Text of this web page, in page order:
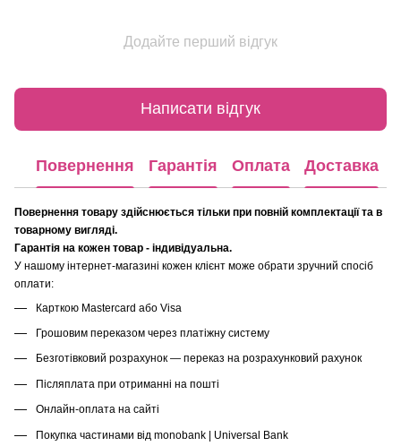
Додайте перший відгук
Написати відгук
Повернення Гарантія Оплата Доставка
Повернення товару здійснюється тільки при повній комплектації та в
товарному вигляді.
Гарантія на кожен товар - індивідуальна.
У нашому інтернет-магазині кожен клієнт може обрати зручний спосіб
оплати:
Карткою Mastercard або Visa
Грошовим переказом через платіжну систему
Безготівковий розрахунок — переказ на розрахунковий рахунок
Післяплата при отриманні на пошті
Онлайн-оплата на сайті
Покупка частинами від monobank | Universal Bank